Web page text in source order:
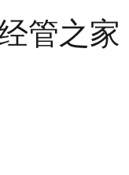
管之家